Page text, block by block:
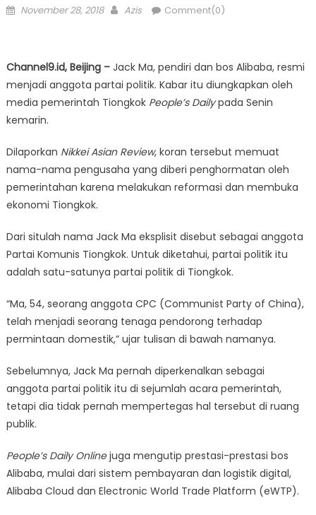
Posted
November 28, 2018 Author
Azis Comment(0)
Channel9.id, Beijing –Jack Ma, pendiri dan bos Alibaba, resmi
menjadi anggota partai politik. Kabar itu diungkapkan oleh
media pemerintah Tiongkok People’s Dailypada Senin
kemarin.
Dilaporkan Nikkei Asian Review, koran tersebut memuat
nama-nama pengusaha yang diberi penghormatan oleh
pemerintahan karena melakukan reformasi dan membuka
ekonomi Tiongkok.
Dari situlah nama Jack Ma eksplisit disebut sebagai anggota
Partai Komunis Tiongkok. Untuk diketahui, partai politik itu
adalah satu-satunya partai politik di Tiongkok.
“Ma, 54, seorang anggota CPC (Communist Party of China),
telah menjadi seorang tenaga pendorong terhadap
permintaan domestik,” ujar tulisan di bawah namanya.
Sebelumnya, Jack Ma pernah diperkenalkan sebagai
anggota partai politik itu di sejumlah acara pemerintah,
tetapi dia tidak pernah mempertegas hal tersebut di ruang
publik.
People’s Daily Onlinejuga mengutip prestasi-prestasi bos
Alibaba, mulai dari sistem pembayaran dan logistik digital,
Alibaba Cloud dan Electronic World Trade Platform (eWTP).